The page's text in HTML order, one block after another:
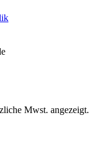
Mwst. angezeigt.